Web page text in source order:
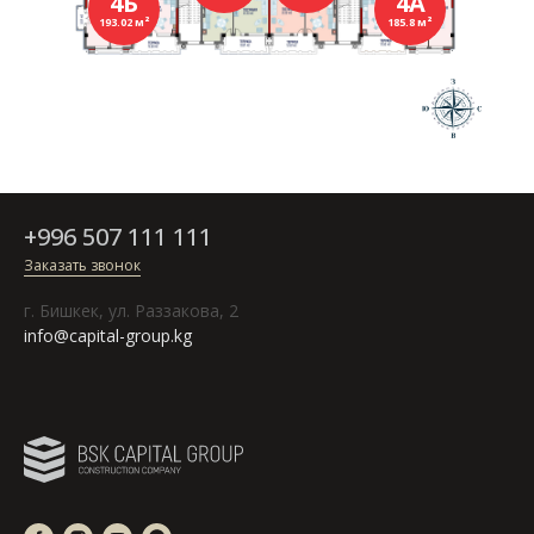
193.02 м² 185.8 м²
+996 507 111 111
Заказать звонок
г. Бишкек, ул. Раззакова, 2
info@capital-group.kg